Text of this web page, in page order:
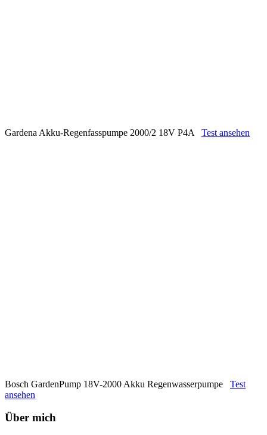
Gardena Akku-Regenfasspumpe 2000/2 18V P4A Test ansehen
Bosch GardenPump 18V-2000 Akku Regenwasserpumpe
Test
ansehen
Über mich